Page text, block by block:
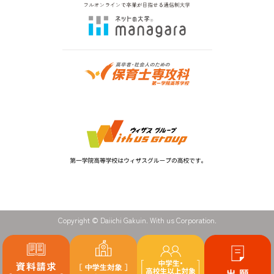
Copyright © Daiichi Gakuin. With us Corporation.